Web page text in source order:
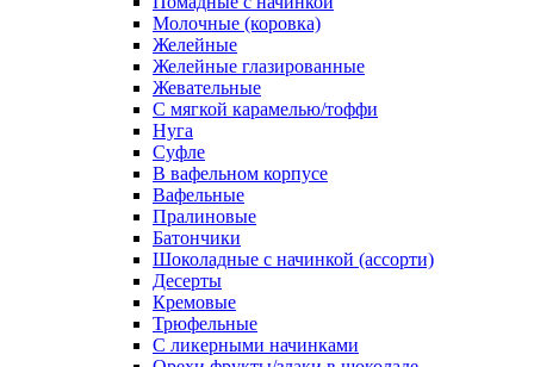
Молочные (коровка)
Желейные
Желейные глазированные
Жевательные
С мягкой карамелью/тоффи
Нуга
Суфле
В вафельном корпусе
Вафельные
Пралиновые
Батончики
Шоколадные с начинкой (ассорти)
Десерты
Кремовые
Трюфельные
С ликерными начинками